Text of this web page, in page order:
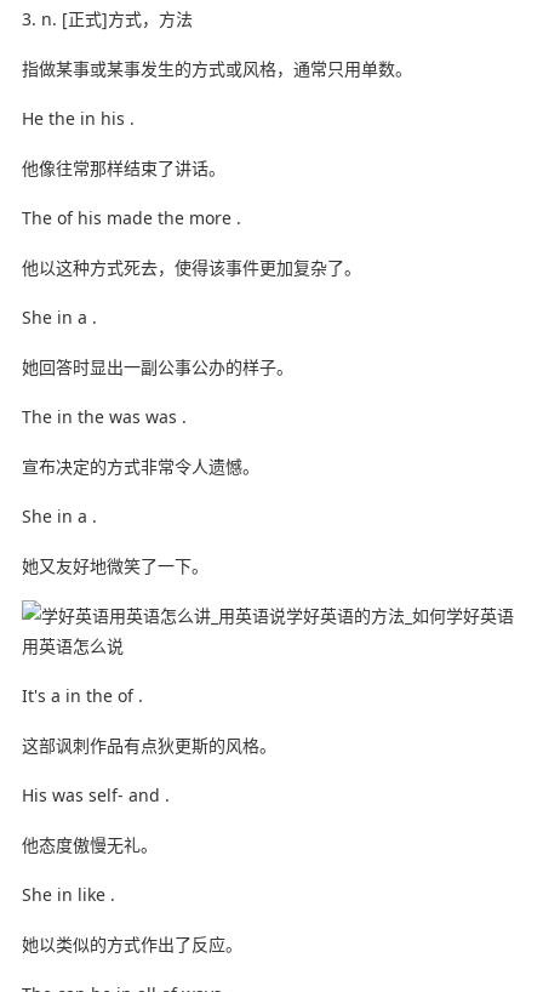
3. n. [正式]方式，方法
指做某事或某事发生的方式或风格，通常只用单数。
He the in his .
他像往常那样结束了讲话。
The of his made the more .
他以这种方式死去，使得该事件更加复杂了。
She in a .
她回答时显出一副公事公办的样子。
The in the was was .
宣布决定的方式非常令人遗憾。
She in a .
她又友好地微笑了一下。
It's a in the of .
这部讽刺作品有点狄更斯的风格。
His was self- and .
他态度傲慢无礼。
She in like .
她以类似的方式作出了反应。